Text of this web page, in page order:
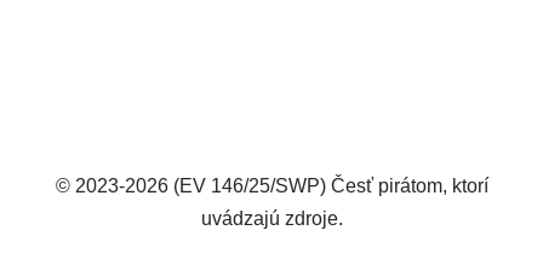
© 2023-2026 (EV 146/25/SWP) Česť pirátom, ktorí
uvádzajú zdroje.